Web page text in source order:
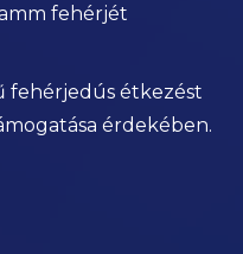
fehérjét
fehérjedús étkezést
érdekében.